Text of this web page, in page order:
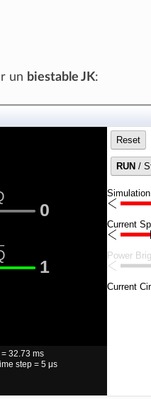
un biestable JK: